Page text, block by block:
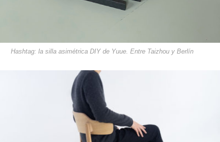
Hashtag: la silla asimétrica DIY de Yuue. Entre Taizhou y Berlín